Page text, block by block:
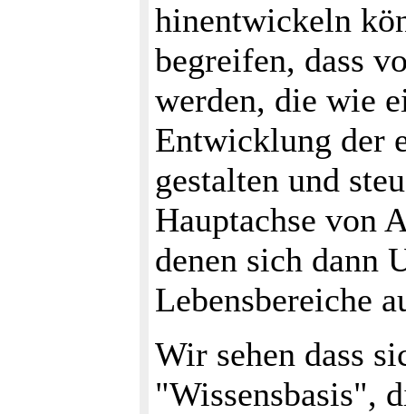
hinentwickeln
begreifen, dass
werden, die wie
Entwicklung der
gestalten und
Hauptachse von
denen sich dann
Lebensbereiche
Wir sehen dass
"Wissensbasis",